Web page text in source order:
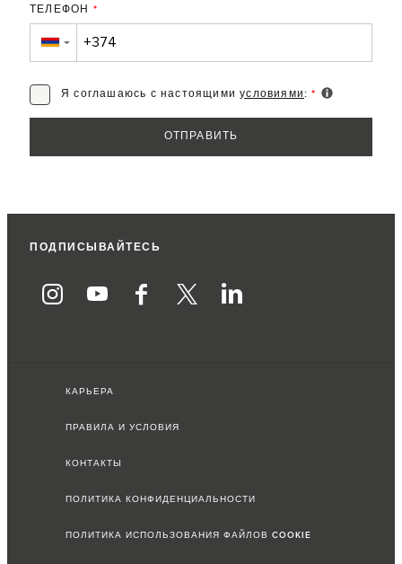
ТЕЛЕФОН *
▼
Я соглашаюсь с настоящимиусловиями:*
ПОДПИСЫВАЙТЕСЬ
КАРЬЕРА
ПРАВИЛА И УСЛОВИЯ
КОНТАКТЫ
ПОЛИТИКА КОНФИДЕНЦИАЛЬНОСТИ
ПОЛИТИКА ИСПОЛЬЗОВАНИЯ ФАЙЛОВ COOKIE